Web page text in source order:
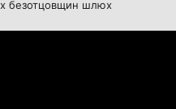
безотцовщин шлюх